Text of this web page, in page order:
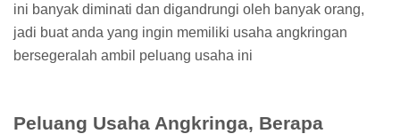
ini banyak diminati dan digandrungi oleh banyak orang,
jadi buat anda yang ingin memiliki usaha angkringan
bersegeralah ambil peluang usaha ini
Peluang Usaha Angkringa, Berapa